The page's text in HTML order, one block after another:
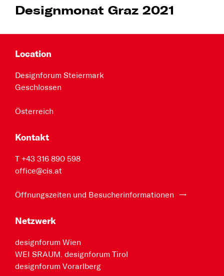
Designmonat Graz 2021
Location
Designforum Steiermark
Geschlossen
Österreich
Kontakt
T +43 316 890 598
office@cis.at
Öffnungszeiten und Besucherinformationen
Netzwerk
designforum Wien
WEI SRAUM. designforum Tirol
designforum Vorarlberg